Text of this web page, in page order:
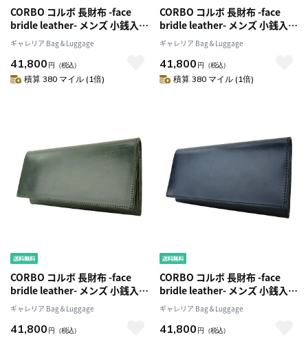
CORBO コルボ 長財布 -face
bridle leather- メンズ 小銭入れ
なし 札入れ フェイスブライド
ルレザー 革1LD-0224
ギャレリア Bag＆Luggage
41,800 円 （税込）
積算 380 マイル (1倍)
CORBO コルボ 長財布 -face
bridle leather- メンズ 小銭入れ
なし 札入れ フェイスブライド
ルレザー 革1LD-0224
ギャレリア Bag＆Luggage
41,800 円 （税込）
積算 380 マイル (1倍)
CORBO コルボ 長財布 -face
bridle leather- メンズ 小銭入れ
なし 札入れ フェイスブライド
ルレザー 革1LD-0224
ギャレリア Bag＆Luggage
41,800 円 （税込）
CORBO コルボ 長財布 -face
bridle leather- メンズ 小銭入れ
なし 札入れ フェイスブライド
ルレザー 革1LD-0224
ギャレリア Bag＆Luggage
41,800 円 （税込）